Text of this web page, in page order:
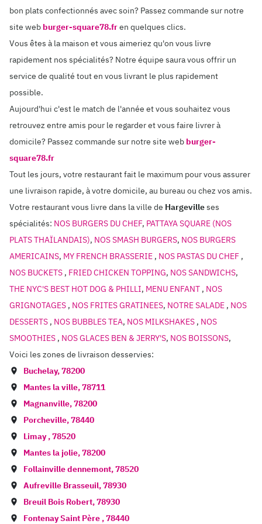
bon plats confectionnés avec soin? Passez commande sur notre
site web burger-square78.fren quelques clics.
Vous êtes à la maison et vous aimeriez qu'on vous livre
rapidement nos spécialités? Notre équipe saura vous offrir un
service de qualité tout en vous livrant le plus rapidement
possible.
Aujourd'hui c'est le match de l'année et vous souhaitez vous
retrouvez entre amis pour le regarder et vous faire livrer à
domicile? Passez commande sur notre site web burger-
square78.fr
Tout les jours, votre restaurant fait le maximum pour vous assurer
une livraison rapide, à votre domicile, au bureau ou chez vos amis.
Votre restaurant vous livre dans la ville de Hargevilleses
spécialités: NOS BURGERS DU CHEF, PATTAYA SQUARE (NOS
PLATS THAÏLANDAIS), NOS SMASH BURGERS, NOS BURGERS
AMERICAINS, MY FRENCH BRASSERIE , NOS PASTAS DU CHEF ,
NOS BUCKETS , FRIED CHICKEN TOPPING, NOS SANDWICHS,
THE NYC'S BEST HOT DOG & PHILLI, MENU ENFANT , NOS
GRIGNOTAGES , NOS FRITES GRATINEES, NOTRE SALADE , NOS
DESSERTS , NOS BUBBLES TEA, NOS MILKSHAKES , NOS
SMOOTHIES , NOS GLACES BEN & JERRY'S, NOS BOISSONS,
Voici les zones de livraison desservies:
Buchelay,78200
Mantes la ville,78711
Magnanville,78200
Porcheville,78440
Limay,78520
Mantes la jolie,78200
Follainville dennemont,78520
Aufreville Brasseuil,78930
Breuil Bois Robert,78930
Fontenay Saint Père ,78440